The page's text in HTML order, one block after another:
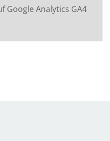
Google Analytics GA4